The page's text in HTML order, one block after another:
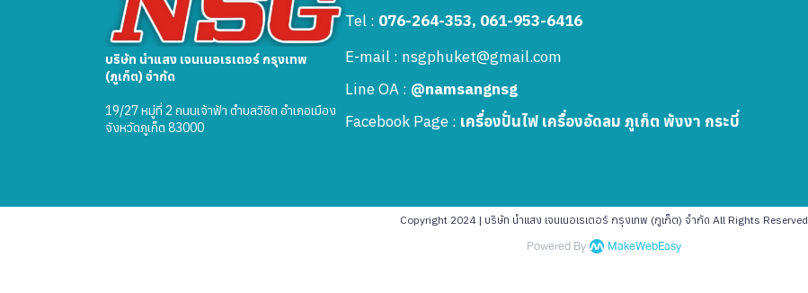
บริษัท นำแสง เจนเนอเรเตอร์ กรุงเทพ
(ภูเก็ต) จำกัด
19/27 หมู่ที่ 2 ถนนเจ้าฟ้า ตำบลวิชิต อำเภอเมือง
จังหวัดภูเก็ต 83000
Tel : 076-264-353, 061-953-6416
E-mail : nsgphuket@gmail.com
Line OA : @namsangnsg
Facebook Page : เครื่องปั่นไฟ เครื่องอัดลม ภูเก็ต พังงา กระบี่
Copyright 2024 | บริษัท นำแสง เจนเนอเรเตอร์ กรุงเทพ (ภูเก็ต) จำกัด All Rights Reserved
Powered By MakeWebEasy